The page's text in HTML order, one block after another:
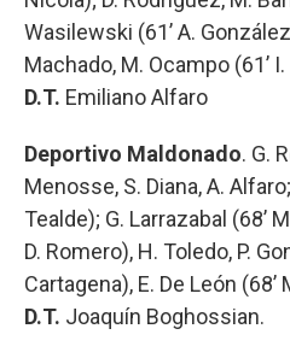
Wasilewski (61’ A.
Machado, M. Ocampo (61’
D.T. Emiliano Alfaro
Deportivo Maldonado. G.
Menosse, S. Diana, A.
Tealde); G. Larrazabal (68’
D. Romero), H. Toledo, P.
Cartagena), E. De León (68’
D.T. Joaquín Boghossian.